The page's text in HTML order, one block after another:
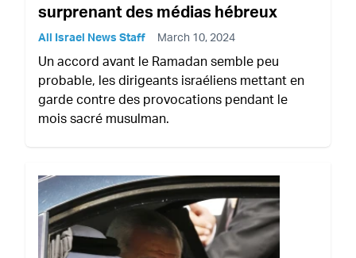
surprenant des médias hébreux
All Israel News Staff March 10, 2024
Un accord avant le Ramadan semble peu
probable, les dirigeants israéliens mettant en
garde contre des provocations pendant le
mois sacré musulman.